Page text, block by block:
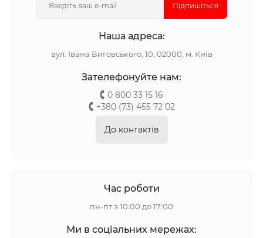
Підпишіться
Наша адреса:
вул. Івана Виговського, 10, 02000, м. Київ
Зателефонуйте нам:
0 800 33 15 16
+380 (73) 455 72 02
До контактів
Час роботи
пн-пт з 10:00 до 17:00
Ми в соціальних мережах: